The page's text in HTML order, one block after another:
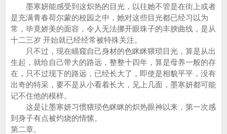
墨寒妍能感受到这炽热的目光，以往她不管是在街上或者
是充满青春荷尔蒙的校园之中，她对这些目光都已经习以为
常，毕竟娇美的面容，令人无法挪开眼珠子的丰腴曲线，是从
十二三岁 开始就已经经常被特殊关注。
只不过，现在瞄窥自己身材的色眯眯猥琐目光，算是从出
生起，就给自己带大的路远，整整十四年，算是母养一般的存
在，只不过现下的路远，已经长大了，即使是相貌平平，没有
出奇的特采，要不是从小看着长大，见上几面，墨寒妍都可能
记不住他的模样。
这是让墨寒妍习惯猥琐色眯眯的炽热眼神以来，第一次感
到身子有点被灼烧的情愫。
第二章。